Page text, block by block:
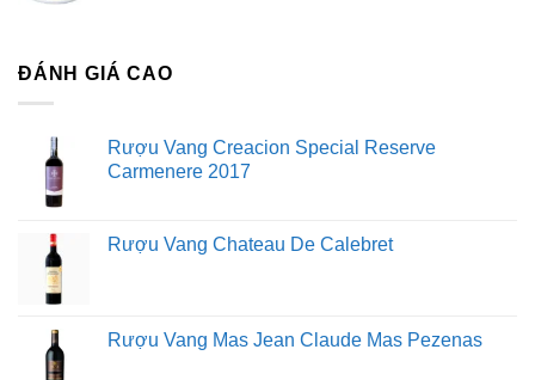
ĐÁNH GIÁ CAO
Rượu Vang Creacion Special Reserve
Carmenere 2017
Rượu Vang Chateau De Calebret
Rượu Vang Mas Jean Claude Mas Pezenas